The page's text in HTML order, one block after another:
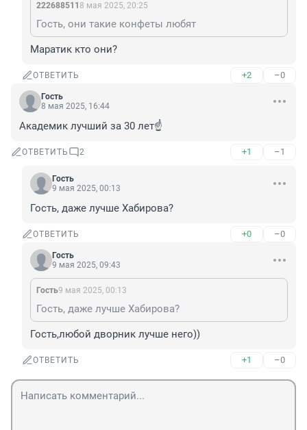
222688511 8 мая 2025, 20:25
Гость, они такие конфеты любят
Маратик кто они?
ОТВЕТИТЬ +2 –0
Гость
8 мая 2025, 16:44
Академик лучший за 30 лет☝️
ОТВЕТИТЬ 2 +1 –1
Гость
9 мая 2025, 00:13
Гость, даже лучше Хабирова?
ОТВЕТИТЬ +0 –0
Гость
9 мая 2025, 09:43
Гость9 мая 2025, 00:13
Гость, даже лучше Хабирова?
Гость,любой дворник лучше него))
ОТВЕТИТЬ +1 –0